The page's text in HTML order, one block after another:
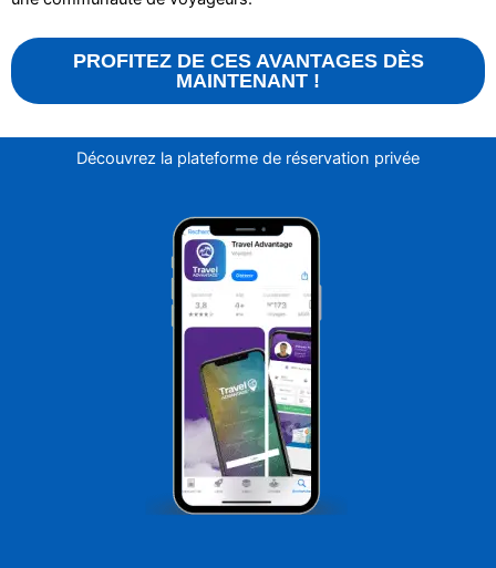
PROFITEZ DE CES AVANTAGES DÈS
MAINTENANT !
Découvrez la plateforme de réservation privée